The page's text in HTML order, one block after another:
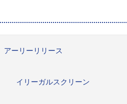
アーリーリリース
イリーガルスクリーン